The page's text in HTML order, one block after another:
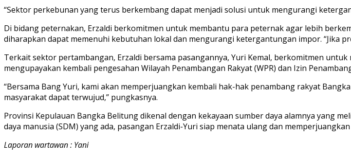
“Sektor perkebunan yang terus berkembang dapat menjadi solusi untuk mengurangi
Di bidang peternakan, Erzaldi berkomitmen untuk membantu para peternak agar lebih
diharapkan dapat memenuhi kebutuhan lokal dan mengurangi ketergantungan impor. “Jika
Terkait sektor pertambangan, Erzaldi bersama pasangannya, Yuri Kemal, berkomitmen
mengupayakan kembali pengesahan Wilayah Penambangan Rakyat (WPR) dan Izin
“Bersama Bang Yuri, kami akan memperjuangkan kembali hak-hak penambang rakyat
masyarakat dapat terwujud,” pungkasnya.
Provinsi Kepulauan Bangka Belitung dikenal dengan kekayaan sumber daya alamnya yang
daya manusia (SDM) yang ada, pasangan Erzaldi-Yuri siap menata ulang dan
Laporan wartawan : Yani